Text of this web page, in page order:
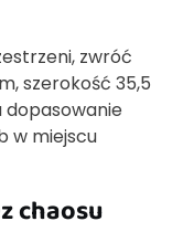
zwróć
szerokość 35,5
dopasowanie
w miejscu
chaosu